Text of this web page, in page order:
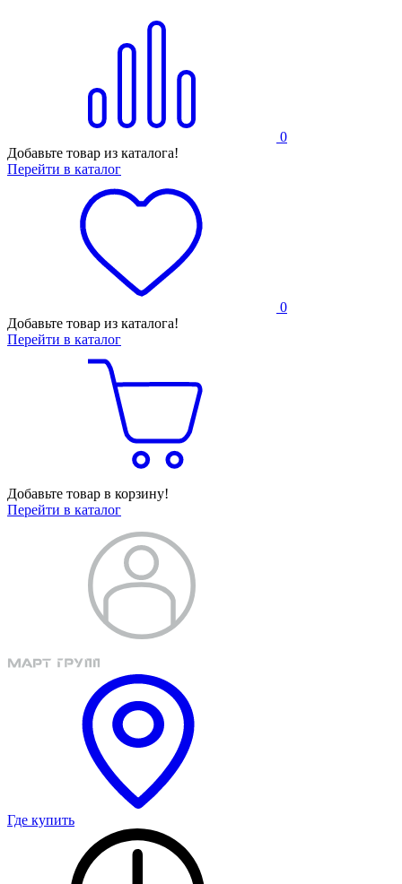
0
Добавьте товар из каталога!
Перейти в каталог
0
Добавьте товар из каталога!
Перейти в каталог
Добавьте товар в корзину!
Перейти в каталог
Где купить